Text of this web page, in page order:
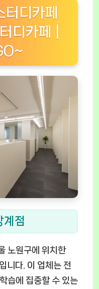
디카페
디카페 |
계점
노원구에 위치한
니다. 이 업체는 전
습에 집중할 수 있는